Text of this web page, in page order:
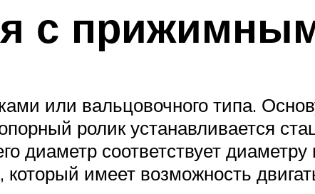
с
или вальцовочного типа.
ролик устанавливается
диаметр соответствует
имеет возможность